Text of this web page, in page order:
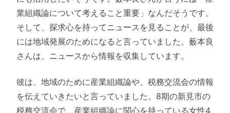
業組織論について考えること重要」なんだそうです。
そして、探求心を持ってニュースを見ることが、最後
には地域発展のためになると言っていました。薮本良
さんは、ニュースから情報を収集しています。
彼は、地域のために産業組織論や、税務交流会の情報
を伝えていきたいと言っていました。8期の新見市の
税務交流会で、産業組織論に関心を持っている女性4